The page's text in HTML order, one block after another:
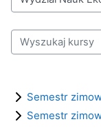
Kategorie kursów
Wyszukaj kursy
Semestr
Semestr